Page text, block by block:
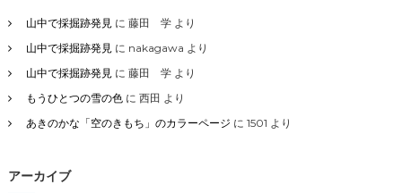
山中で採掘跡発見に 藤田 学より
山中で採掘跡発見に nakagawa より
山中で採掘跡発見に 藤田 学より
もうひとつの雪の色に 西田 より
あきのかな「空のきもち」のカラーページ に 1501 より
アーカイブ